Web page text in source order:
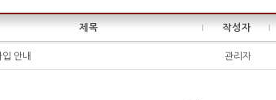
제목 작성자
안내 관리자